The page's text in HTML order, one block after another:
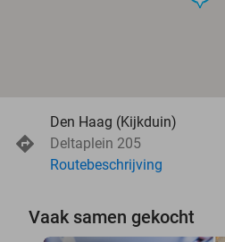
Den Haag (Kijkduin)
Deltaplein 205
Routebeschrijving
Vaak samen gekocht